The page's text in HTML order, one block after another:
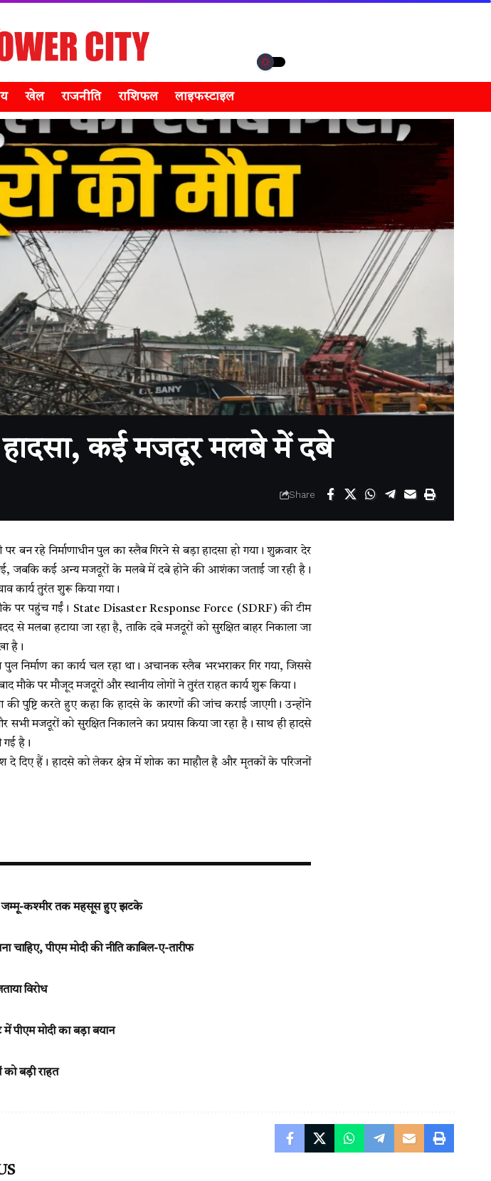
खेल राजनीति राशिफल लाइफस्टाइल
हादसा, कई मजदूर मलबे में दबे
Share
रहे निर्माणाधीन पुल का स्लैब गिरने से बड़ा हादसा हो गया। शुक्रवार देर
जबकि कई अन्य मजदूरों के मलबे में दबे होने की आशंका जताई जा रही है।
कार्य तुरंत शुरू किया गया।
पर पहुंच गईं। State Disaster Response Force (SDRF) की टीम
से मलबा हटाया जा रहा है, ताकि दबे मजदूरों को सुरक्षित बाहर निकाला जा
है।
निर्माण का कार्य चल रहा था। अचानक स्लैब भरभराकर गिर गया, जिससे
पर मौजूद मजदूरों और स्थानीय लोगों ने तुरंत राहत कार्य शुरू किया।
की पुष्टि करते हुए कहा कि हादसे के कारणों की जांच कराई जाएगी। उन्होंने
सभी मजदूरों को सुरक्षित निकालने का प्रयास किया जा रहा है। साथ ही हादसे
गई है।
दिए हैं। हादसे को लेकर क्षेत्र में शोक का माहौल है और मृतकों के परिजनों
जम्मू-कश्मीर तक महसूस हुए झटके
चाहिए, पीएम मोदी की नीति काबिल-ए-तारीफ
विरोध
पीएम मोदी का बड़ा बयान
को बड़ी राहत